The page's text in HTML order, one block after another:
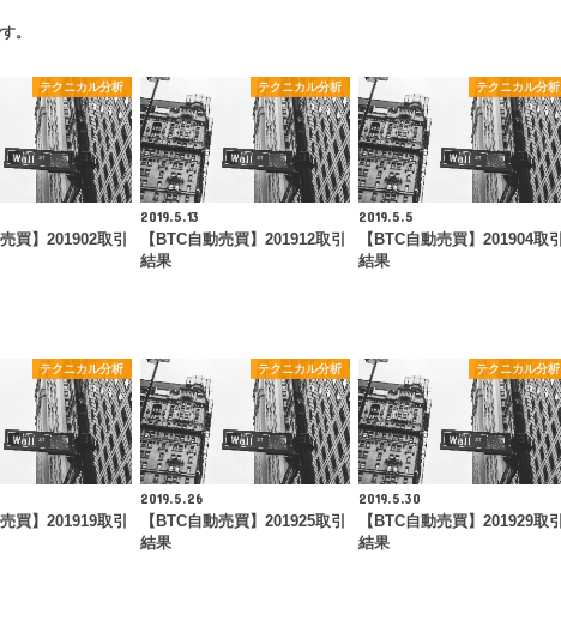
。
テクニカル分析
買】201902取引
テクニカル分析
2019.5.13
【BTC自動売買】201912取引
結果
テクニカル分析
2019.5.5
【BTC自動売買】201904取引
結果
テクニカル分析
買】201919取引
テクニカル分析
2019.5.26
【BTC自動売買】201925取引
結果
テクニカル分析
2019.5.30
【BTC自動売買】201929取引
結果